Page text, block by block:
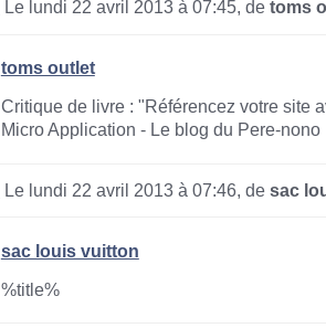
Le lundi 22 avril 2013 à 07:45, de toms
toms outlet
Critique de livre : "Référencez votre site
Micro Application - Le blog du Pere-nono
Le lundi 22 avril 2013 à 07:46, de sac
sac louis vuitton
%title%